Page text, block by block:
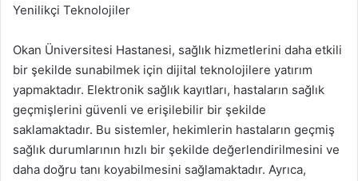
Yenilikçi Teknolojiler
Okan Üniversitesi Hastanesi, sağlık hizmetlerini daha etkili
bir şekilde sunabilmek için dijital teknolojilere yatırım
yapmaktadır. Elektronik sağlık kayıtları, hastaların sağlık
geçmişlerini güvenli ve erişilebilir bir şekilde
saklamaktadır. Bu sistemler, hekimlerin hastaların geçmiş
sağlık durumlarının hızlı bir şekilde değerlendirilmesini ve
daha doğru tanı koyabilmesini sağlamaktadır. Ayrıca,